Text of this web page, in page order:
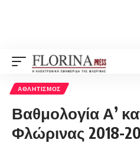
ΑΘΛΗΤΙΣΜΌΣ
Βαθμολογία Α’
Φλώρινας 2018-